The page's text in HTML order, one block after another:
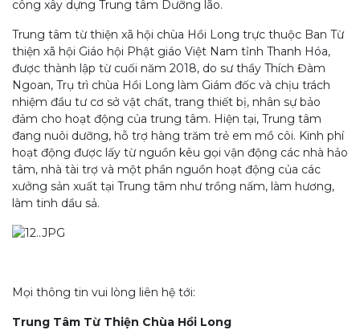
công xây dựng Trung tâm Dưỡng lão.
Trung tâm từ thiện xã hội chùa Hồi Long trực thuộc Ban Từ
thiện xã hội Giáo hội Phật giáo Việt Nam tỉnh Thanh Hóa,
được thành lập từ cuối năm 2018, do sư thầy Thích Đàm
Ngoan, Trụ trì chùa Hồi Long làm Giám đốc và chịu trách
nhiệm đầu tư cơ sở vật chất, trang thiết bị, nhân sự bảo
đảm cho hoạt động của trung tâm. Hiện tại, Trung tâm
đang nuôi dưỡng, hỗ trợ hàng trăm trẻ em mồ côi. Kinh phí
hoạt động được lấy từ nguồn kêu gọi vận động các nhà hảo
tâm, nhà tài trợ và một phần nguồn hoạt động của các
xưởng sản xuất tại Trung tâm như trồng nấm, làm hương,
làm tinh dầu sả.
Mọi thông tin vui lòng liên hệ tới:
Trung Tâm Từ Thiện Chùa Hồi Long